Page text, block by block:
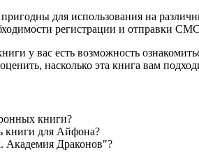
для использования на
регистрации и отправки
у вас есть возможность
насколько эта книга вам
книги?
книги для Айфона?
Академия Драконов"?